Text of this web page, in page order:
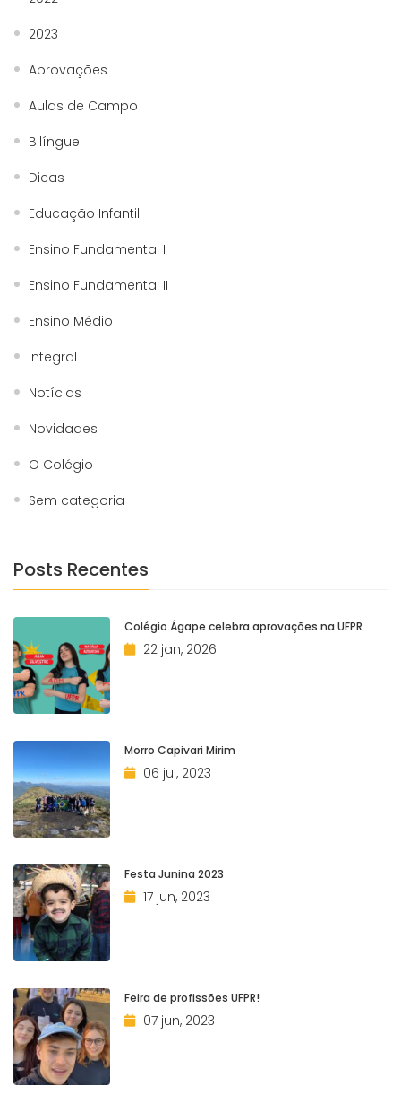
2023
Aprovações
Aulas de Campo
Bilíngue
Dicas
Educação Infantil
Ensino Fundamental I
Ensino Fundamental II
Ensino Médio
Integral
Notícias
Novidades
O Colégio
Sem categoria
Posts Recentes
Colégio Ágape celebra aprovações na UFPR
22 jan, 2026
Morro Capivari Mirim
06 jul, 2023
Festa Junina 2023
17 jun, 2023
Feira de profissões UFPR!
07 jun, 2023